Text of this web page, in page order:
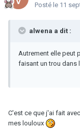
Posté le 11
alwena a dit :
Autrement elle peut
faisant un trou dans
C'est ce que j'ai fait
mes louloux